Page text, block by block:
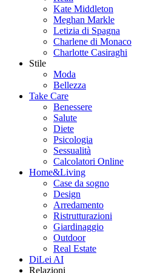
Kate Middleton
Meghan Markle
Letizia di Spagna
Charlene di Monaco
Charlotte Casiraghi
Stile
Moda
Bellezza
Take Care
Benessere
Salute
Diete
Psicologia
Sessualità
Calcolatori Online
Home&Living
Case da sogno
Design
Arredamento
Ristrutturazioni
Giardinaggio
Outdoor
Real Estate
DiLei AI
Relazioni